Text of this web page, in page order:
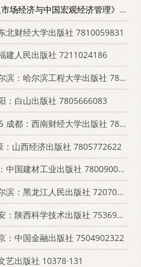
《宏观经济管理学概论 社会主义市场经济与中国宏观经济管理》
北财经大学出版社 7810059831
建人民出版社 7211024186
：哈尔滨工程大学出版社 7810077716
：白山出版社 7805666083
都：西南财经大学出版社 781017939X
：山西经济出版社 7805772622
国建材工业出版社 7800900738
：黑龙江人民出版社 7207029586
陕西科学技术出版社 7536925913
：中国金融出版社 7504902322
艺出版社 10378·131